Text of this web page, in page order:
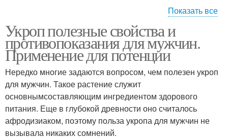
поджелудочной железы
Укроп при панкреатите
Укроп для мужчин
Показать все
Укроп полезные свойства и
противопоказания для мужчин.
Применение для потенции
Нередко многие задаются вопросом, чем полезен укроп
для мужчин. Такое растение служит
основнымсоставляющим ингредиентом здорового
питания. Еще в глубокой древности оно считалось
афродизиаком, поэтому польза укропа для мужчин не
вызывала никаких сомнений.